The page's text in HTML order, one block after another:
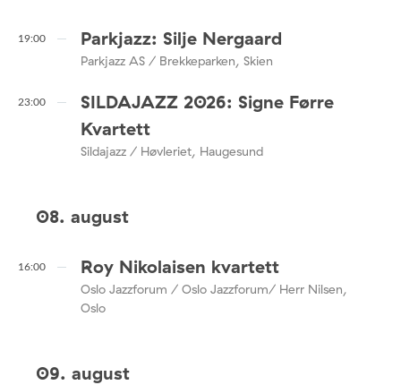
19:00 Parkjazz: Silje Nergaard
Parkjazz AS / Brekkeparken, Skien
23:00
SILDAJAZZ 2026: Signe Førre
Kvartett
Sildajazz / Høvleriet, Haugesund
08. august
16:00 Roy Nikolaisen kvartett
Oslo Jazzforum / Oslo Jazzforum/ Herr Nilsen,
Oslo
09. august